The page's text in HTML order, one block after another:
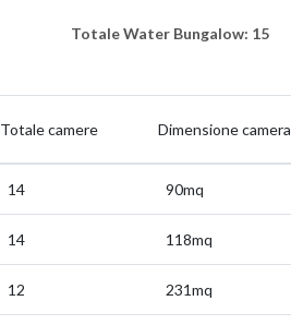
Totale Water Bungalow: 15
Totale camere Dimensione camera
14 90mq
14 118mq
12 231mq